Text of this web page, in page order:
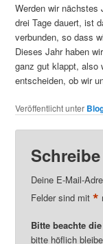
Werden wir nächstes
drei Tage dauert, ist
verbunden, so dass
Dieses Jahr haben
ganz gut klappt, also
entscheiden, ob wir
Veröffentlicht unter
Deine E-Mail-
Felder sind mit *
Bitte beachte
bitte höflich